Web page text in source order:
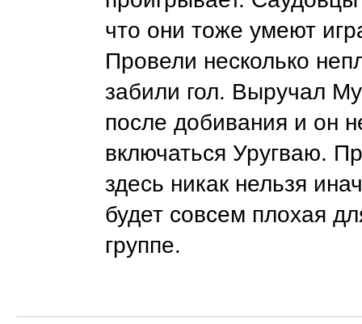
что они тоже умеют
Провели несколько
забили гол. Выручал
после добивания и он
включаться Уругваю.
здесь никак нельзя
будет совсем плохая
группе.